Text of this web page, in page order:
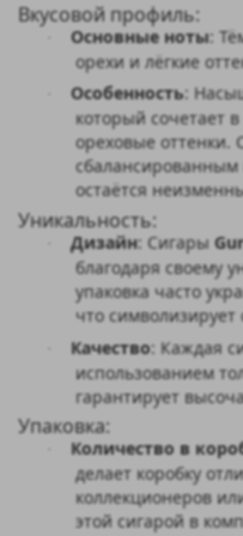
Вкусовой профиль:
Основные ноты:
орехи и лёгкие
Особенность:
который сочетает
ореховые оттенки.
остаётся
Уникальность:
Дизайн: Сигары
благодаря своему
упаковка часто
что
Качество: Каждая
использованием
гарантирует
Упаковка:
Количество в
делает коробку
коллекционеров
этой сигарой в